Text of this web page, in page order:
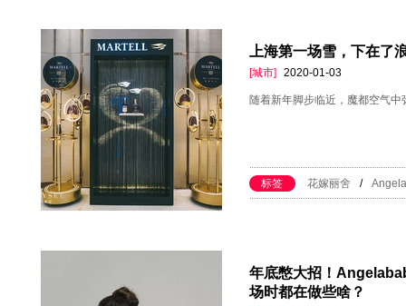
上海第一场雪，下在了
[城市] 2020-01-03
随着新年脚步临近，魔都空气中
标签 花嫁丽舍 /
年底憋大招！
场时都在做些啥？